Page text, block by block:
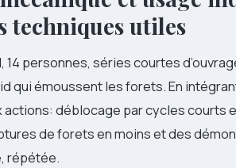
techniques utiles
14 personnes, séries courtes
qui émoussent les forets. En
déblocage par cycles courts
de forets en moins et des
répétée.